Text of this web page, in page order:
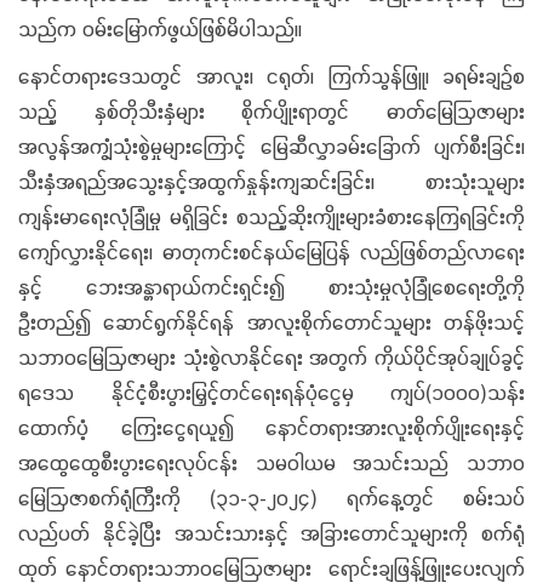
သည်က ဝမ်းမြောက်ဖွယ်ဖြစ်မိပါသည်။
နောင်တရားဒေသတွင် အာလူး၊ ငရုတ်၊ ကြက်သွန်ဖြူ၊ ခရမ်းချဉ်စ
သည့် နှစ်တိုသီးနှံများ စိုက်ပျိုးရာတွင် ဓာတ်မြေဩဇာများ
အလွန်အကျွံသုံးစွဲမှုများကြောင့် မြေဆီလွှာခမ်းခြောက် ပျက်စီးခြင်း၊
သီးနှံအရည်အသွေးနှင့်အထွက်နှုန်းကျဆင်းခြင်း၊ စားသုံးသူများ
ကျန်းမာရေးလုံခြုံမှု မရှိခြင်း စသည့်ဆိုးကျိုးများခံစားနေကြရခြင်းကို
ကျော်လွှားနိုင်ရေး၊ ဓာတုကင်းစင်နယ်မြေပြန် လည်ဖြစ်တည်လာရေး
နှင့် ဘေးအန္တာရာယ်ကင်းရှင်း၍ စားသုံးမှုလုံခြုံစေရေးတို့ကို
ဦးတည်၍ ဆောင်ရွက်နိုင်ရန် အာလူးစိုက်တောင်သူများ တန်ဖိုးသင့်
သဘာဝမြေဩဇာများ သုံးစွဲလာနိုင်ရေး အတွက် ကိုယ်ပိုင်အုပ်ချုပ်ခွင့်
ရဒေသ နိုင်ငံ့စီးပွားမြှင့်တင်ရေးရန်ပုံငွေမှ ကျပ်(၁၀၀၀)သန်း
ထောက်ပံ့ ကြေးငွေရယူ၍ နောင်တရားအားလူးစိုက်ပျိုးရေးနှင့်
အထွေထွေစီးပွားရေးလုပ်ငန်း သမဝါယမ အသင်းသည် သဘာဝ
မြေဩဇာစက်ရုံကြီးကို (၃၁-၃-၂၀၂၄) ရက်နေ့တွင် စမ်းသပ်
လည်ပတ် နိုင်ခဲ့ပြီး အသင်းသားနှင့် အခြားတောင်သူများကို စက်ရုံ
ထုတ် နောင်တရားသဘာဝမြေဩဇာများ ရောင်းချဖြန့်ဖြူးပေးလျက်